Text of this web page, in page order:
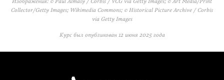
Collector/Getty Images; Wikimedia Commons; © Historical Picture Archive / Corbis
via Getty Images
Курс был опубликован 12 июня 2025 года